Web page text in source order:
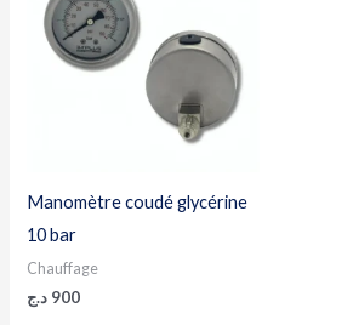
Manomètre coudé glycérine
10 bar
Chauffage
900 د.ج